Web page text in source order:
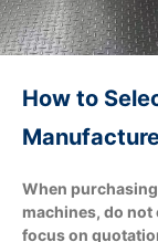
How to
When
machines, do
focus on